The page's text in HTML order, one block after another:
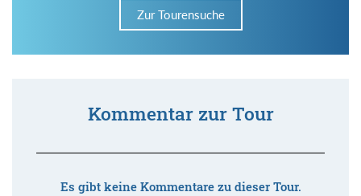
Zur Tourensuche
Kommentar zur Tour
Es gibt keine Kommentare zu dieser Tour.